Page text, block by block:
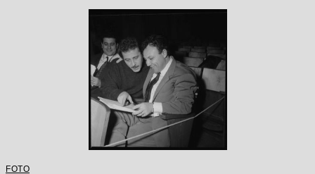
FOTO